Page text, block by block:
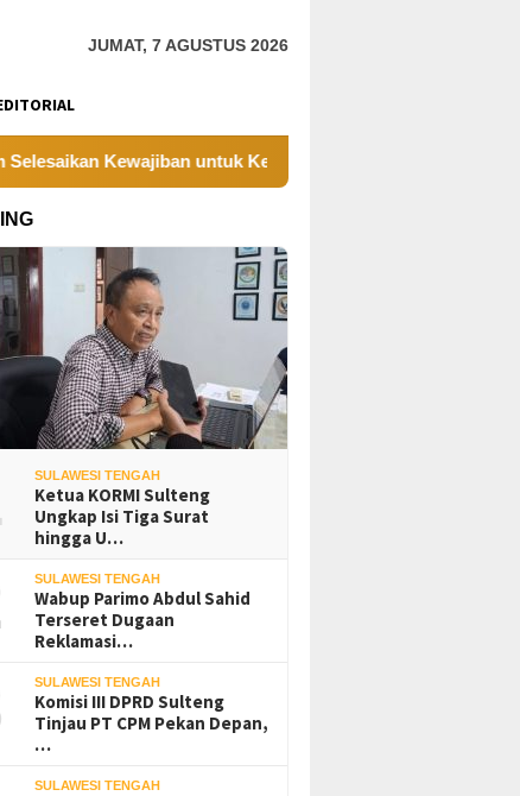
JUMAT, 7 AGUSTUS 2026
Kewajiban untuk Kegiatan Operasi
SULAWESI TENGAH
Ketua KORMI Sulteng
Ungkap Isi Tiga Surat
hingga U…
SULAWESI TENGAH
Wabup Parimo Abdul Sahid
Terseret Dugaan
Reklamasi…
SULAWESI TENGAH
Komisi III DPRD Sulteng
Tinjau PT CPM Pekan Depan,
…
SULAWESI TENGAH